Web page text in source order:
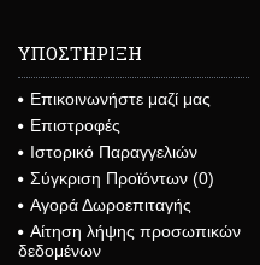
ΥΠΟΣΤΗΡΙΞΗ
Επικοινωνήστε μαζί μας
Επιστροφές
Ιστορικό Παραγγελιών
Σύγκριση Προϊόντων (0)
Αγορά Δωροεπιταγής
Αίτηση λήψης προσωπικών
δεδομένων